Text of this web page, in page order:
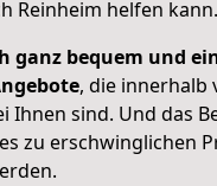
Reinheim helfen kann.
ganz bequem und
, die innerhalb
Ihnen sind. Und das
zu erschwinglichen